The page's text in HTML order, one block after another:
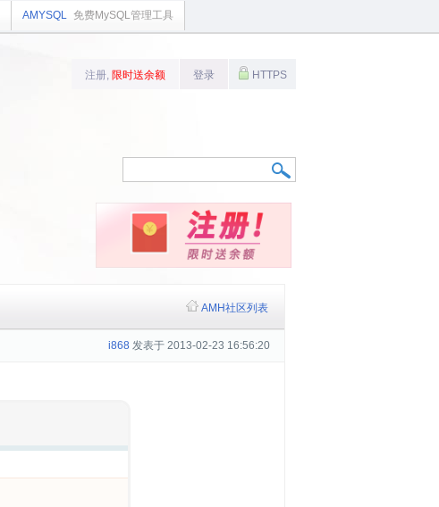
AMYSQL 免费MySQL管理工具
注册, 限时送余额 登录 HTTPS
AMH社区列表
i868 发表于 2013-02-23 16:56:20